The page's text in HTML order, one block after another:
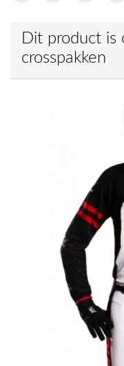
Dit product is
crosspakken